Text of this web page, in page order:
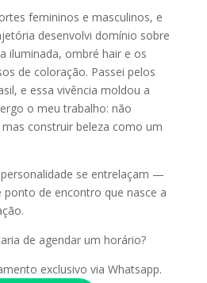
femininos e masculinos, e
desenvolvi domínio sobre
iluminada, ombré hair e os
de coloração. Passei pelos
e essa vivência moldou a
o meu trabalho: não
construir beleza como um
se entrelaçam —
ponto de encontro que nasce a
de agendar um horário?
exclusivo via Whatsapp.